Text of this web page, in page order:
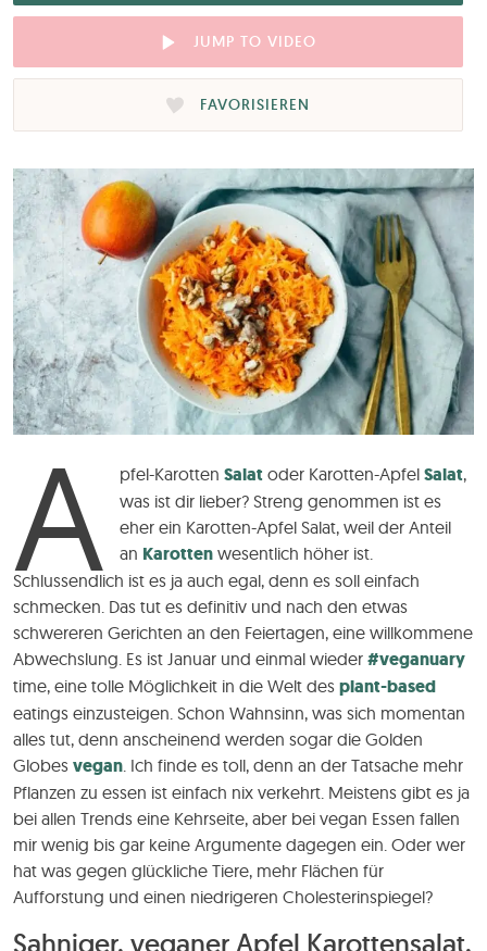
JUMP TO VIDEO
FAVORISIEREN
A pfel-KarottenSalat oder Karotten-ApfelSalat,
was ist dir lieber? Streng genommen ist es
eher ein Karotten-Apfel Salat, weil der Anteil
an Karotten wesentlich höher ist.
Schlussendlich ist es ja auch egal, denn es soll einfach
schmecken. Das tut es definitiv und nach den etwas
schwereren Gerichten an den Feiertagen, eine willkommene
Abwechslung. Es ist Januar und einmal wieder #veganuary
time, eine tolle Möglichkeit in die Welt des plant-based
eatings einzusteigen. Schon Wahnsinn, was sich momentan
alles tut, denn anscheinend werden sogar die Golden
Globes vegan . Ich finde es toll, denn an der Tatsache mehr
Pflanzen zu essen ist einfach nix verkehrt. Meistens gibt es ja
bei allen Trends eine Kehrseite, aber bei vegan Essen fallen
mir wenig bis gar keine Argumente dagegen ein. Oder wer
hat was gegen glückliche Tiere, mehr Flächen für
Aufforstung und einen niedrigeren Cholesterinspiegel?
Sahniger, veganer Apfel Karottensalat,